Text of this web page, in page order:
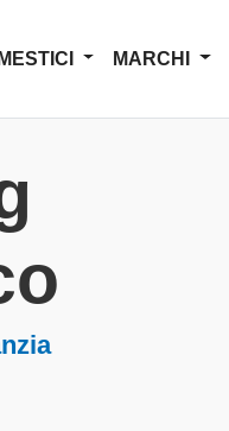
MARCHI